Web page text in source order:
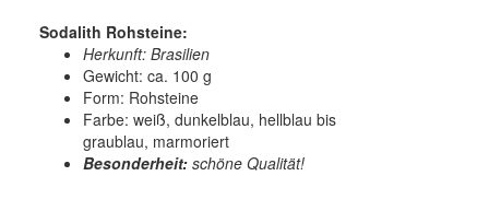
Sodalith Rohsteine:
Herkunft: Brasilien
Gewicht: ca. 100 g
Form: Rohsteine
Farbe: weiß, dunkelblau, hellblau bis
graublau, marmoriert
Besonderheit: schöne Qualität!